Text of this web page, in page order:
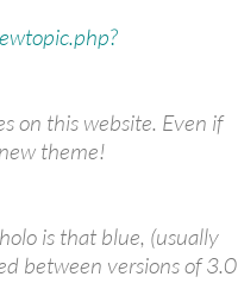
on this website. Even if
theme!
is that blue, (usually
between versions of 3.0